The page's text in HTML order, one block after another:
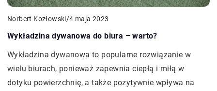
Norbert Kozłowski/4 maja 2023
Wykładzina dywanowa do biura – warto?
Wykładzina dywanowa to popularne rozwiązanie w
wielu biurach, ponieważ zapewnia ciepłą i miłą w
dotyku powierzchnię, a także pozytywnie wpływa na